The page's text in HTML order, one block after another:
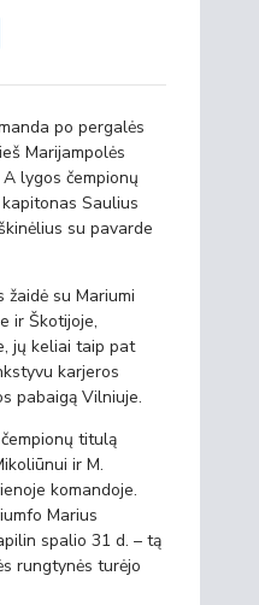
po pergalės
Marijampolės
lygos čempionų
Saulius
su pavarde
žaidė su Mariumi
ir Škotijoje,
jų keliai taip pat
karjeros
pabaigą Vilniuje.
titulą
ir M.
komandoje.
Marius
spalio 31 d. – tą
rungtynės turėjo